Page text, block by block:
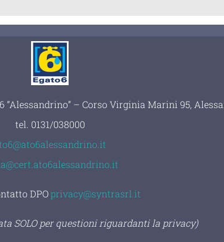
– Corso Virginia Marini 95,
tel. 0131/038000
DPO:privacy@syntrasrl.it
SOLO per questioni riguardanti la privacy)